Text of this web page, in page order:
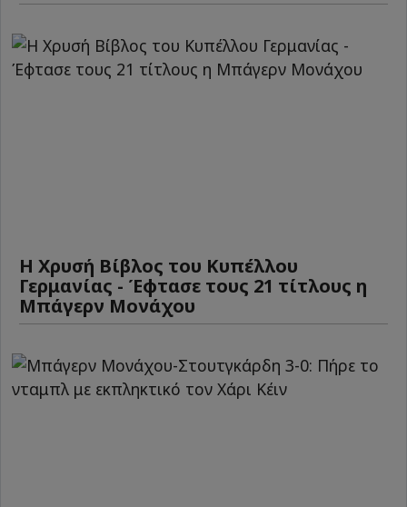
Η Χρυσή Βίβλος του Κυπέλλου
Γερμανίας - Έφτασε τους 21 τίτλους η
Μπάγερν Μονάχου